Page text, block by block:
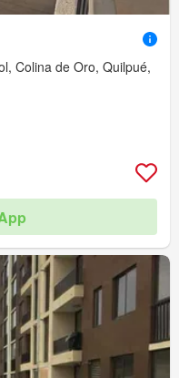
Colina de Oro, Quilpué,